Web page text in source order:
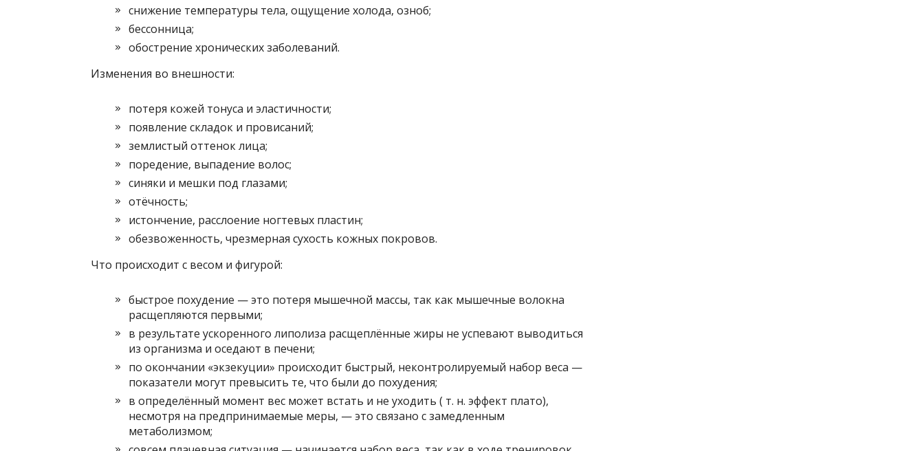
снижение температуры тела, ощущение холода, озноб;
бессонница;
обострение хронических заболеваний.
Изменения во внешности:
потеря кожей тонуса и эластичности;
появление складок и провисаний;
землистый оттенок лица;
поредение, выпадение волос;
синяки и мешки под глазами;
отёчность;
истончение, расслоение ногтевых пластин;
обезвоженность, чрезмерная сухость кожных покровов.
Что происходит с весом и фигурой:
быстрое похудение — это потеря мышечной массы, так как мышечные волокна
расщепляются первыми;
в результате ускоренного липолиза расщеплённые жиры не успевают выводиться
из организма и оседают в печени;
по окончании «экзекуции» происходит быстрый, неконтролируемый набор веса —
показатели могут превысить те, что были до похудения;
в определённый момент вес может встать и не уходить ( т. н. эффект плато),
несмотря на предпринимаемые меры, — это связано с замедленным
метаболизмом;